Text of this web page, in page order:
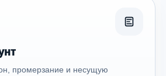
промерзание и несущую